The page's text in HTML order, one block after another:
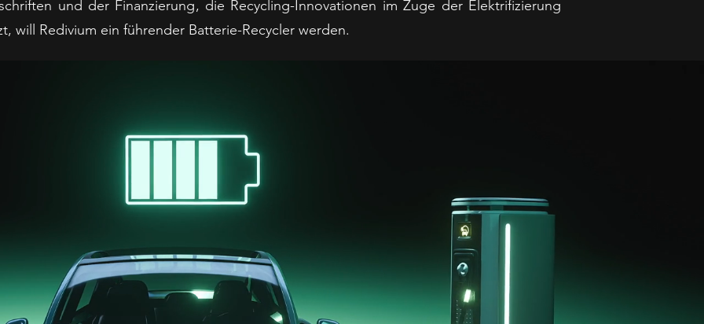
und der Finanzierung, die Recycling-Innovationen im Zuge der Elektrifizierung
will Redivium ein führender Batterie-Recycler werden.